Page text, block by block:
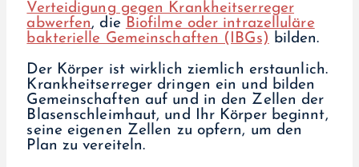
Verteidigung gegen Krankheitserreger
abwerfen, die Biofilme oder intrazelluläre
bakterielle Gemeinschaften (IBGs) bilden.
Der Körper ist wirklich ziemlich erstaunlich.
Krankheitserreger dringen ein und bilden
Gemeinschaften auf und in den Zellen der
Blasenschleimhaut, und Ihr Körper beginnt,
seine eigenen Zellen zu opfern, um den
Plan zu vereiteln.